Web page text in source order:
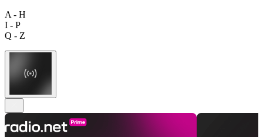
A - H
I - P
Q - Z